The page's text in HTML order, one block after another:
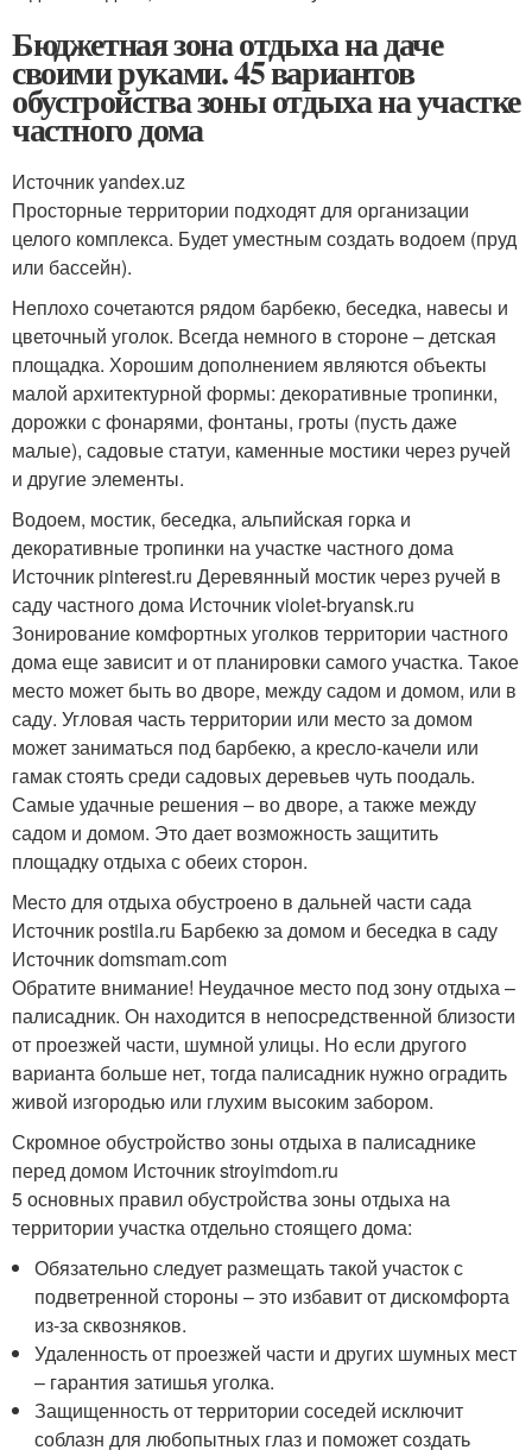
Бюджетная зона отдыха на даче
своими руками. 45 вариантов
обустройства зоны отдыха на участке
частного дома
Источник yandex.uz
Просторные территории подходят для организации
целого комплекса. Будет уместным создать водоем (пруд
или бассейн).
Неплохо сочетаются рядом барбекю, беседка, навесы и
цветочный уголок. Всегда немного в стороне – детская
площадка. Хорошим дополнением являются объекты
малой архитектурной формы: декоративные тропинки,
дорожки с фонарями, фонтаны, гроты (пусть даже
малые), садовые статуи, каменные мостики через ручей
и другие элементы.
Водоем, мостик, беседка, альпийская горка и
декоративные тропинки на участке частного дома
Источник pinterest.ru Деревянный мостик через ручей в
саду частного дома Источник violet-bryansk.ru
Зонирование комфортных уголков территории частного
дома еще зависит и от планировки самого участка. Такое
место может быть во дворе, между садом и домом, или в
саду. Угловая часть территории или место за домом
может заниматься под барбекю, а кресло-качели или
гамак стоять среди садовых деревьев чуть поодаль.
Самые удачные решения – во дворе, а также между
садом и домом. Это дает возможность защитить
площадку отдыха с обеих сторон.
Место для отдыха обустроено в дальней части сада
Источник postila.ru Барбекю за домом и беседка в саду
Источник domsmam.com
Обратите внимание! Неудачное место под зону отдыха –
палисадник. Он находится в непосредственной близости
от проезжей части, шумной улицы. Но если другого
варианта больше нет, тогда палисадник нужно оградить
живой изгородью или глухим высоким забором.
Скромное обустройство зоны отдыха в палисаднике
перед домом Источник stroyimdom.ru
5 основных правил обустройства зоны отдыха на
территории участка отдельно стоящего дома:
Обязательно следует размещать такой участок с
подветренной стороны – это избавит от дискомфорта
из-за сквозняков.
Удаленность от проезжей части и других шумных мест
– гарантия затишья уголка.
Защищенность от территории соседей исключит
соблазн для любопытных глаз и поможет создать